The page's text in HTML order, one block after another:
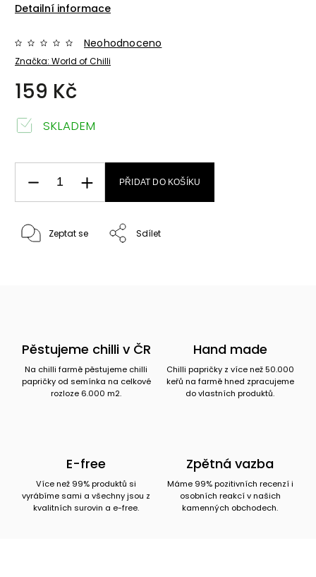
Detailní informace
Značka: World of Chilli
Neohodnoceno
159 Kč
SKLADEM
PŘIDAT DO KOŠÍKU
Zeptat se Sdílet
Pěstujeme chilli v ČR
Na chilli farmě pěstujeme chilli
papričky od semínka na celkové
rozloze 6.000 m2.
Hand made
Chilli papričky z více než 50.000
keřů na farmě hned zpracujeme
do vlastních produktů.
E-free
Více než 99% produktů si
vyrábíme sami a všechny jsou z
kvalitních surovin a e-free.
Zpětná vazba
Máme 99% pozitivních recenzí i
osobních reakcí v našich
kamenných obchodech.